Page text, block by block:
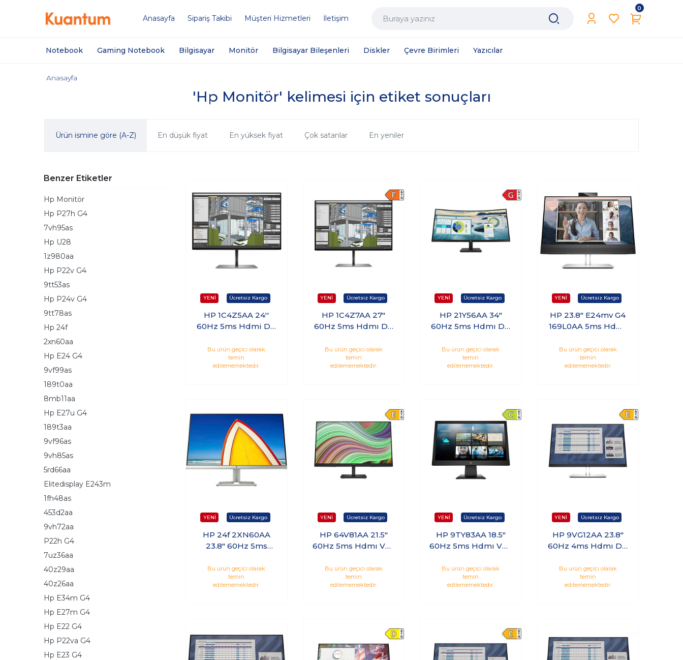
Anasayfa Sipariş Takibi Müşteri Hizmetleri İletişim
0
Notebook Gaming Notebook Bilgisayar Monitör Bilgisayar Bileşenleri Diskler Çevre Birimleri Yazıcılar
'Hp Monitör' kelimesi için etiket sonuçları
Anasayfa
Ürün ismine göre (A-Z) En düşük fiyat En yüksek fiyat Çok satanlar En yeniler
Benzer Etiketler
Hp Monitör
Hp P27h G4
7vh95as
Hp U28
1z980aa
Hp P22v G4
9tt53as
Hp P24v G4
9tt78as
Hp 24f
2xn60aa
Hp E24 G4
9vf99as
189t0aa
8mb11aa
Hp E27u G4
189t3aa
9vf96as
9vh85as
5rd66aa
Elitedisplay E243m
1fh48as
453d2aa
9vh72aa
P22h G4
7uz36aa
40z29aa
40z26aa
Hp E34m G4
Hp E27m G4
Hp E22 G4
Hp P22va G4
Hp E23 G4
HP 1C4Z5AA 24''
60Hz 5ms Hdmi Dp
Bu ürün geçici olarak
temin
edilememektedir.
HP 1C4Z7AA 27"
60Hz 5ms Hdmı Dp
Bu ürün geçici olarak
temin
edilememektedir.
HP 21Y56AA 34"
60Hz 5ms Hdmı Dp
Monitör
Bu ürün geçici olarak
temin
edilememektedir.
HP 23.8" E24mv G4
169L0AA 5ms Hdmi
Bu ürün geçici olarak
temin
edilememektedir.
HP 24f 2XN60AA
23.8" 60Hz 5ms
Monitör
Bu ürün geçici olarak
temin
edilememektedir.
HP 64V81AA 21.5"
60Hz 5ms Hdmı Vga
Bu ürün geçici olarak
temin
edilememektedir.
HP 9TY83AA 18.5"
60Hz 5ms Hdmı Vga
Bu ürün geçici olarak
temin
edilememektedir.
HP 9VG12AA 23.8"
60Hz 4ms Hdmı Dp
Monitör
Bu ürün geçici olarak
temin
edilememektedir.